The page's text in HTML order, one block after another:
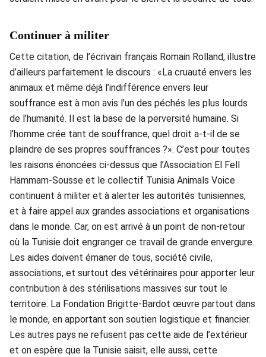
Continuer à militer
Cette citation, de l’écrivain français Romain Rolland, illustre
d’ailleurs parfaitement le discours : «La cruauté envers les
animaux et même déjà l’indifférence envers leur
souffrance est à mon avis l’un des péchés les plus lourds
de l’humanité. Il est la base de la perversité humaine. Si
l’homme crée tant de souffrance, quel droit a-t-il de se
plaindre de ses propres souffrances ?». C’est pour toutes
les raisons énoncées ci-dessus que l’Association El Fell
Hammam-Sousse et le collectif Tunisia Animals Voice
continuent à militer et à alerter les autorités tunisiennes,
et à faire appel aux grandes associations et organisations
dans le monde. Car, on est arrivé à un point de non-retour
où la Tunisie doit engranger ce travail de grande envergure.
Les aides doivent émaner de tous, société civile,
associations, et surtout des vétérinaires pour apporter leur
contribution à des stérilisations massives sur tout le
territoire. La Fondation Brigitte-Bardot œuvre partout dans
le monde, en apportant son soutien logistique et financier.
Les autres pays ne refusent pas cette aide de l’extérieur
et on espère que la Tunisie saisit, elle aussi, cette